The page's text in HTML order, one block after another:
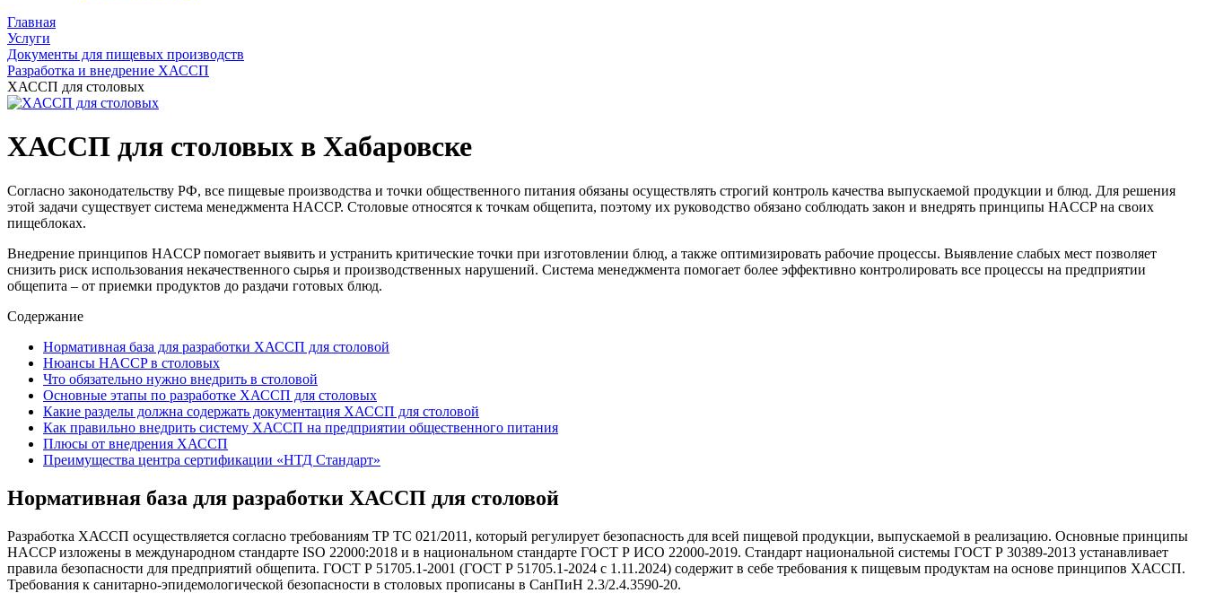
Главная
Услуги
Документы для пищевых производств
Разработка и внедрение ХАССП
ХАССП для столовых
ХАССП для столовых в Хабаровске
Согласно законодательству РФ, все пищевые производства и точки общественного питания обязаны осуществлять строгий контроль качества выпускаемой продукции и блюд. Для решения
этой задачи существует система менеджмента HACCP. Столовые относятся к точкам общепита, поэтому их руководство обязано соблюдать закон и внедрять принципы HACCP на своих
пищеблоках.
Внедрение принципов HACCP помогает выявить и устранить критические точки при изготовлении блюд, а также оптимизировать рабочие процессы. Выявление слабых мест позволяет
снизить риск использования некачественного сырья и производственных нарушений. Система менеджмента помогает более эффективно контролировать все процессы на предприятии
общепита – от приемки продуктов до раздачи готовых блюд.
Содержание
Нормативная база для разработки ХАССП для столовой
Нюансы HACCP в столовых
Что обязательно нужно внедрить в столовой
Основные этапы по разработке ХАССП для столовых
Какие разделы должна содержать документация ХАССП для столовой
Как правильно внедрить систему ХАССП на предприятии общественного питания
Плюсы от внедрения ХАССП
Преимущества центра сертификации «НТД Стандарт»
Нормативная база для разработки ХАССП для столовой
Разработка ХАССП осуществляется согласно требованиям ТР ТС 021/2011, который регулирует безопасность для всей пищевой продукции, выпускаемой в реализацию. Основные принципы
HACCP изложены в международном стандарте ISO 22000:2018 и в национальном стандарте ГОСТ Р ИСО 22000-2019. Стандарт национальной системы ГОСТ Р 30389-2013 устанавливает
правила безопасности для предприятий общепита. ГОСТ Р 51705.1-2001 (ГОСТ Р 51705.1-2024 с 1.11.2024) содержит в себе требования к пищевым продуктам на основе принципов ХАССП.
Требования к санитарно-эпидемологической безопасности в столовых прописаны в СанПиН 2.3/2.4.3590-20.